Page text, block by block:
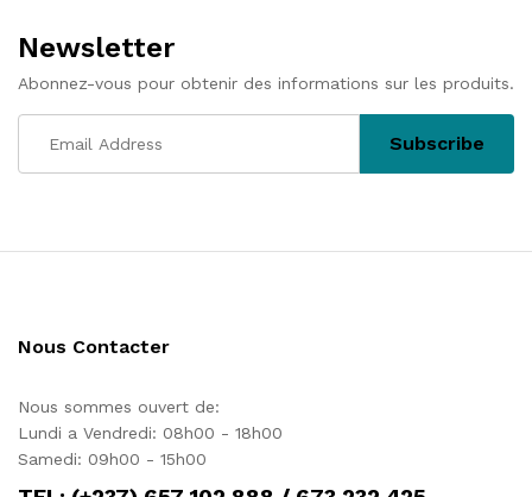
Newsletter
Abonnez-vous pour obtenir des informations sur les produits.
Nous Contacter
Nous sommes ouvert de:
Lundi a Vendredi: 08h00 - 18h00
Samedi: 09h00 - 15h00